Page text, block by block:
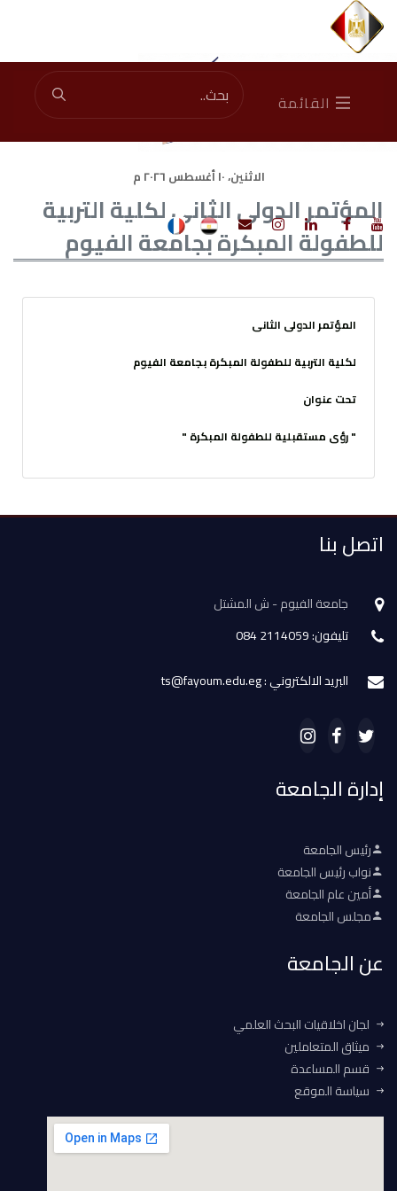
Current Visitors: 1675
الاثنين، ١٠ أغسطس ٢٠٢٦ م
القائمة
المؤتمر الدولى الثانى لكلية التربية
للطفولة المبكرة بجامعة الفيوم
المؤتمر الدولى الثانى
لكلية التربية للطفولة المبكرة بجامعة الفيوم
تحت عنوان
" رؤى مستقبلية للطفولة المبكرة "
اتصل بنا
جامعة الفيوم - ش المشتل
تليفون: 2114059 084
البريد الالكتروني : ts@fayoum.edu.eg
إدارة الجامعة
رئيس الجامعة
نواب رئيس الجامعة
أمين عام الجامعة
مجلس الجامعة
عن الجامعة
لجان اخلاقيات البحث العلمي
ميثاق المتعاملين
قسم المساعدة
سياسة الموقع